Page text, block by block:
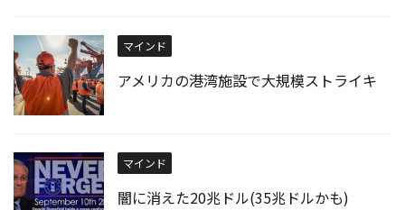
マインド
アメリカの港湾施設で大規模ストライキ
マインド
闇に消えた20兆ドル(35兆ドルかも)